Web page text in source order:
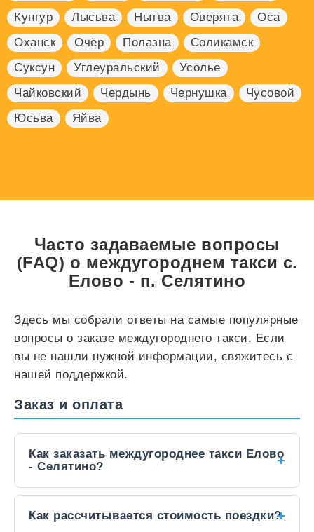
Кунгур
Лысьва Нытва Оверята
Оса
Оханск
Очёр Полазна
Соликамск
Суксун
Углеуральский
Усолье
Чайковский
Чердынь Чернушка
Чусовой
Юсьва
Яйва
Часто задаваемые вопросы
(FAQ) о междугороднем такси с.
Елово - п. Селятино
Здесь мы собрали ответы на самые популярные
вопросы о заказе междугороднего такси. Если
вы не нашли нужной информации, свяжитесь с
нашей поддержкой.
Заказ и оплата
Как заказать междугороднее такси Елово
- Селятино?
Заказать такси между городами можно
Как рассчитывается стоимость поездки?